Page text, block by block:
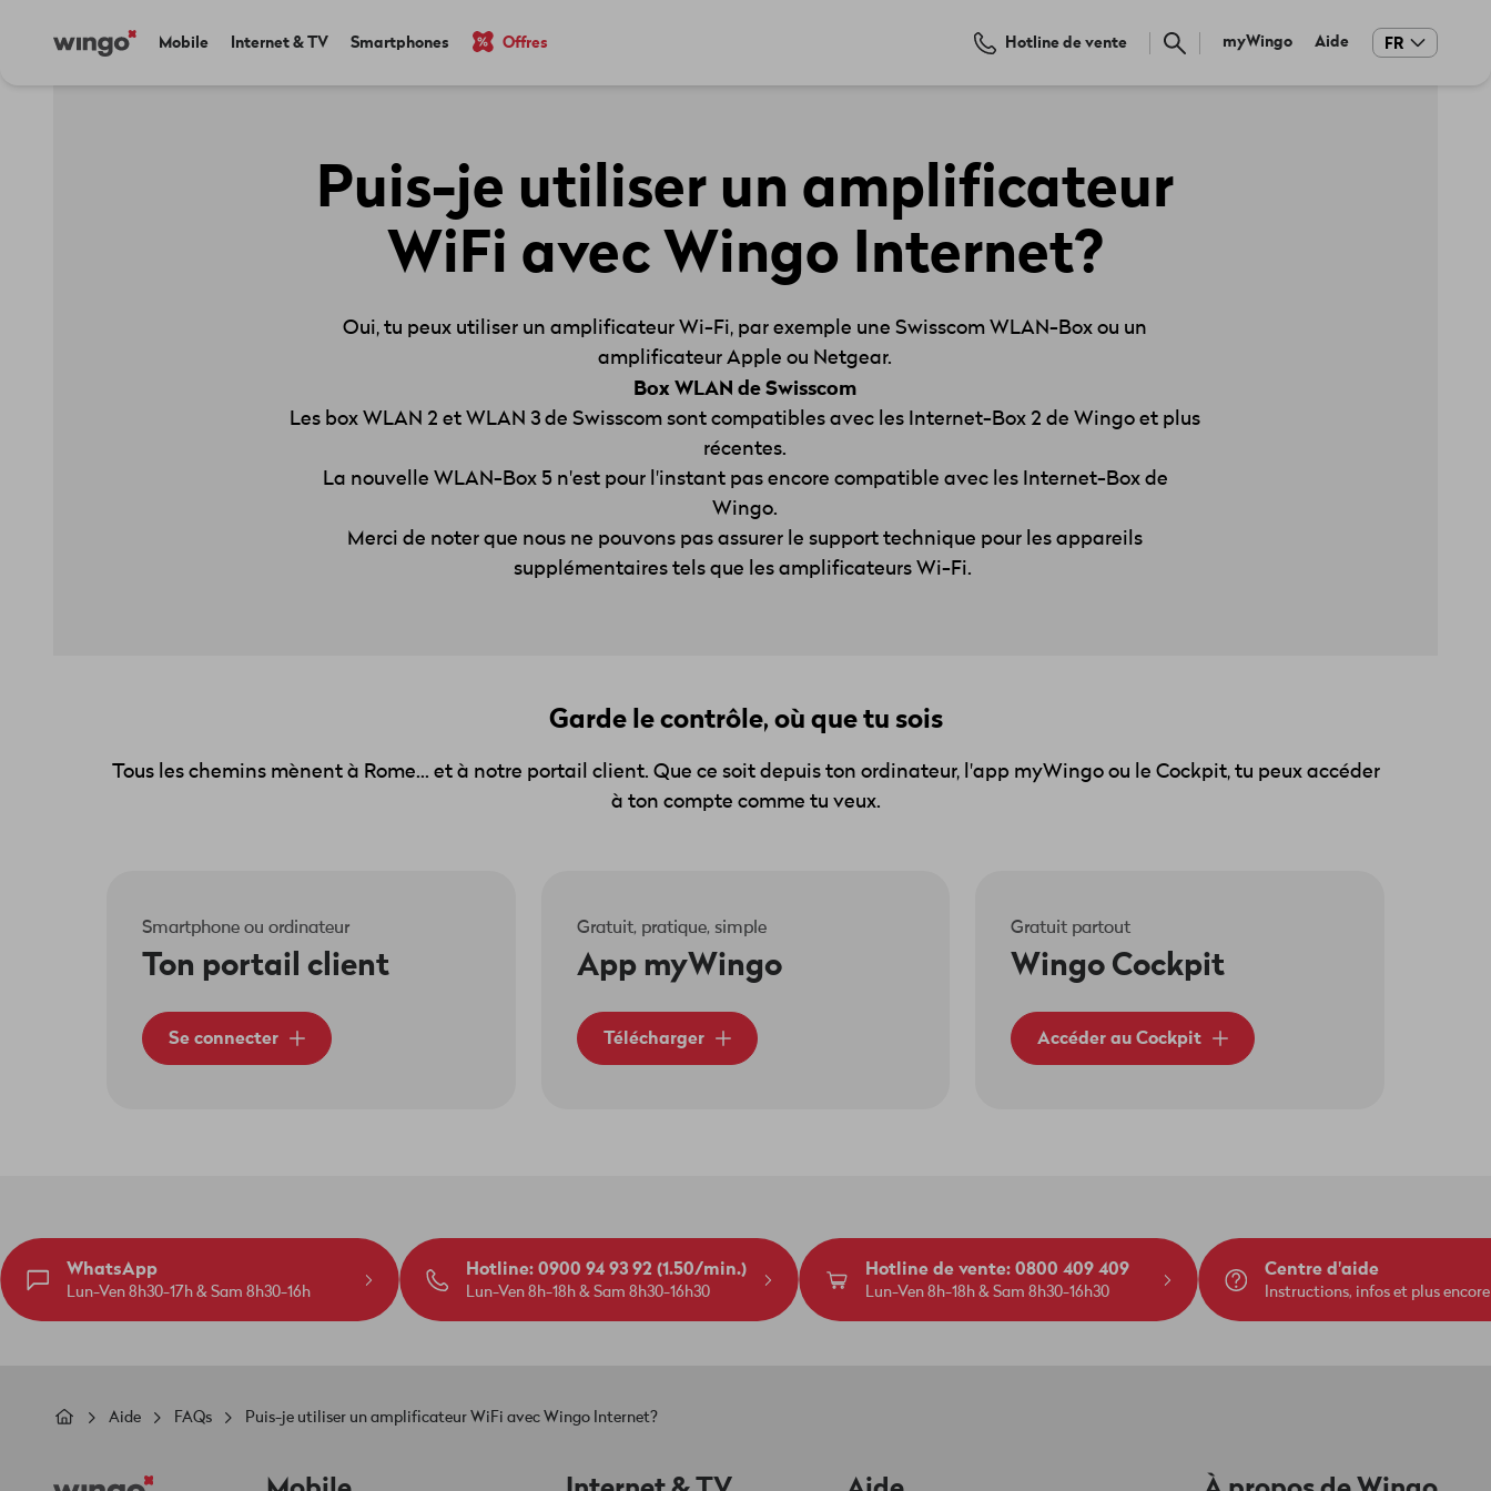
Main
Mobile Internet & TV Smartphones Offres Hotline de vente
Meta
myWingo Aide FR
Puis-je utiliser un amplificateur
WiFi avec Wingo Internet?
Oui, tu peux utiliser un amplificateur Wi-Fi, par exemple une Swisscom WLAN-Box ou un
amplificateur Apple ou Netgear.
Box WLAN de Swisscom
Les box WLAN 2 et WLAN 3 de Swisscom sont compatibles avec les Internet-Box 2 de Wingo et plus
récentes.
La nouvelle WLAN-Box 5 n'est pour l'instant pas encore compatible avec les Internet-Box de
Wingo.
Merci de noter que nous ne pouvons pas assurer le support technique pour les appareils
supplémentaires tels que les amplificateurs Wi-Fi.
Garde le contrôle, où que tu sois
Tous les chemins mènent à Rome... et à notre portail client. Que ce soit depuis ton ordinateur, l'app myWingo ou le Cockpit, tu peux accéder
à ton compte comme tu veux.
Smartphone ou ordinateur
Ton portail client
Se connecter
Gratuit, pratique, simple
App myWingo
Télécharger
Gratuit partout
Wingo Cockpit
Accéder au Cockpit
WhatsApp
Lun-Ven 8h30-17h & Sam 8h30-16h
Hotline: 0900 94 93 92 (1.50/min.)
Lun-Ven 8h-18h & Sam 8h30-16h30
Hotline de vente: 0800 409 409
Lun-Ven 8h-18h & Sam 8h30-16h30
Centre d'aide
Instructions, infos et plus encore
Fil
Aide FAQs Puis-je utiliser un amplificateur WiFi avec Wingo Internet?